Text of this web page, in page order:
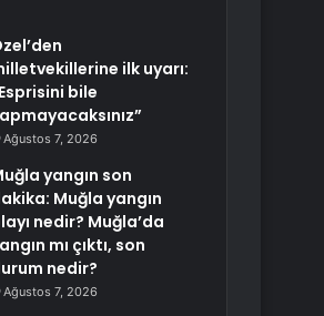
ilk uyarı:
bile
Ağustos 7, 2026
yangın son
Muğla yangın
nedir? Muğla’da
mı çıktı, son
nedir?
Ağustos 7, 2026